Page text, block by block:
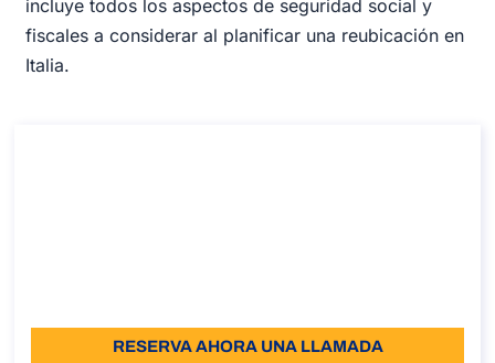
incluye todos los aspectos de seguridad social y
fiscales a considerar al planificar una reubicación en
Italia.
RESERVA AHORA UNA LLAMADA